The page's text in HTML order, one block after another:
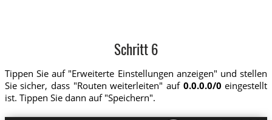
Schritt 6
Tippen Sie auf "Erweiterte Einstellungen anzeigen" und stellen
Sie sicher, dass "Routen weiterleiten" auf 0.0.0.0/0 eingestellt
ist. Tippen Sie dann auf "Speichern".